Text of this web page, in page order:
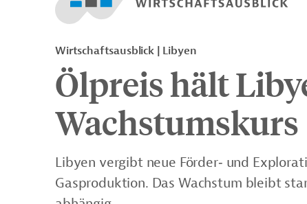
Wirtschaftsausblick | Libyen
Ölpreis hält
Wachstumskurs
Libyen vergibt neue Förder‑ und
Gasproduktion. Das Wachstum bleibt